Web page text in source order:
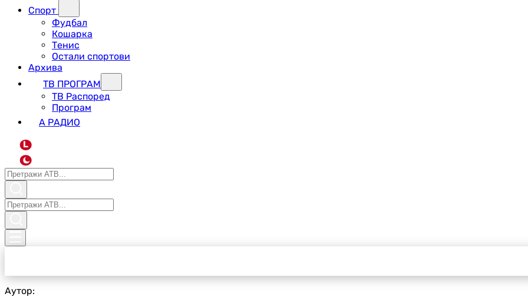
Спорт
Фудбал
Кошарка
Тенис
Остали спортови
Архива
ТВ ПРОГРАМ
ТВ Распоред
Програм
А РАДИО
L
Аутор: